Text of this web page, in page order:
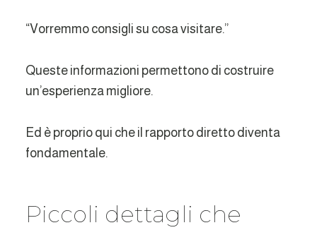
“Vorremmo consigli su cosa visitare.”
Queste informazioni permettono di costruire
un’esperienza migliore.
Ed è proprio qui che il rapporto diretto diventa
fondamentale.
Piccoli dettagli che